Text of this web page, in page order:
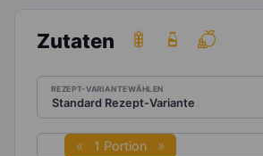
Zutaten
REZEPT-VARIANTE WÄHLEN
1 Portion